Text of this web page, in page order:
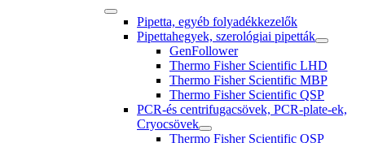
Pipetta, egyéb folyadékkezelők
Pipettahegyek, szerológiai pipetták
GenFollower
Thermo Fisher Scientific LHD
Thermo Fisher Scientific MBP
Thermo Fisher Scientific QSP
PCR-és centrifugacsövek, PCR-plate-ek,
Cryocsövek
Thermo Fisher Scientific QSP